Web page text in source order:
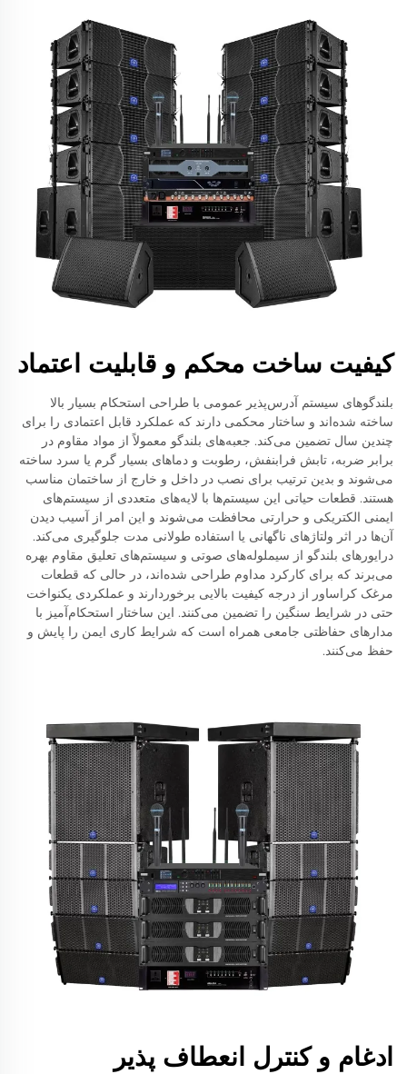
کیفیت ساخت محکم و قابلیت اعتماد
بلندگوهای سیستم آدرس‌پذیر عمومی با طراحی استحکام بسیار بالا
ساخته شده‌اند و ساختار محکمی دارند که عملکرد قابل اعتمادی را برای
چندین سال تضمین می‌کند. جعبه‌های بلندگو معمولاً از مواد مقاوم در
برابر ضربه، تابش فرابنفش، رطوبت و دماهای بسیار گرم یا سرد ساخته
می‌شوند و بدین ترتیب برای نصب در داخل و خارج از ساختمان مناسب
هستند. قطعات حیاتی این سیستم‌ها با لایه‌های متعددی از سیستم‌های
ایمنی الکتریکی و حرارتی محافظت می‌شوند و این امر از آسیب دیدن
آن‌ها در اثر ولتاژهای ناگهانی یا استفاده طولانی مدت جلوگیری می‌کند.
درایورهای بلندگو از سیملوله‌های صوتی و سیستم‌های تعلیق مقاوم بهره
می‌برند که برای کارکرد مداوم طراحی شده‌اند، در حالی که قطعات
مرغک کراساور از درجه کیفیت بالایی برخوردارند و عملکردی یکنواخت
حتی در شرایط سنگین را تضمین می‌کنند. این ساختار استحکام‌آمیز با
مدارهای حفاظتی جامعی همراه است که شرایط کاری ایمن را پایش و
حفظ می‌کنند.
ادغام و کنترل انعطاف پذیر